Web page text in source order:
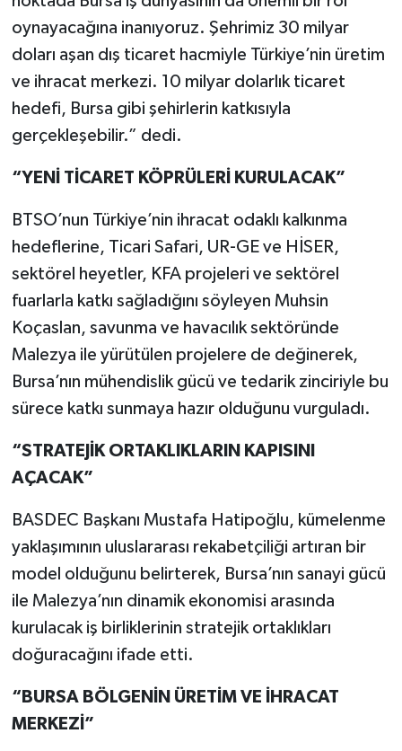
oynayacağına inanıyoruz. Şehrimiz 30 milyar
doları aşan dış ticaret hacmiyle Türkiye’nin üretim
ve ihracat merkezi. 10 milyar dolarlık ticaret
hedefi, Bursa gibi şehirlerin katkısıyla
gerçekleşebilir.” dedi.
“YENİ TİCARET KÖPRÜLERİ KURULACAK”
BTSO’nun Türkiye’nin ihracat odaklı kalkınma
hedeflerine, Ticari Safari, UR-GE ve HİSER,
sektörel heyetler, KFA projeleri ve sektörel
fuarlarla katkı sağladığını söyleyen Muhsin
Koçaslan, savunma ve havacılık sektöründe
Malezya ile yürütülen projelere de değinerek,
Bursa’nın mühendislik gücü ve tedarik zinciriyle bu
sürece katkı sunmaya hazır olduğunu vurguladı.
“STRATEJİK ORTAKLIKLARIN KAPISINI
AÇACAK”
BASDEC Başkanı Mustafa Hatipoğlu, kümelenme
yaklaşımının uluslararası rekabetçiliği artıran bir
model olduğunu belirterek, Bursa’nın sanayi gücü
ile Malezya’nın dinamik ekonomisi arasında
kurulacak iş birliklerinin stratejik ortaklıkları
doğuracağını ifade etti.
“BURSA BÖLGENİN ÜRETİM VE İHRACAT
MERKEZİ”